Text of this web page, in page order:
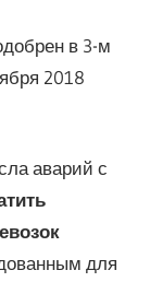
в 3-м
2018
аварий с
для